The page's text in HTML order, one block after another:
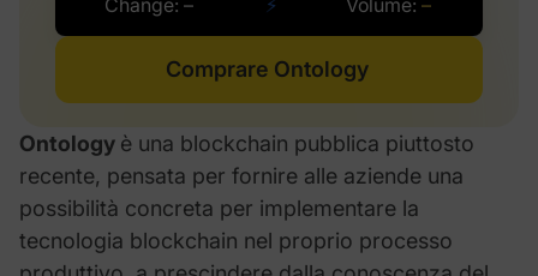
Comprare Ontology
Ontology è una blockchain pubblica piuttosto
recente, pensata per fornire alle aziende una
possibilità concreta per implementare la
tecnologia blockchain nel proprio processo